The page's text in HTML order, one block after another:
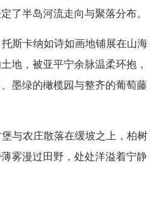
了半岛河流走向与聚落分布。
斯卡纳如诗如画地铺展在山海
地，被亚平宁余脉温柔环抱，
墨绿的橄榄园与整齐的葡萄藤
与农庄散落在缓坡之上，柏树
雾漫过田野，处处洋溢着宁静